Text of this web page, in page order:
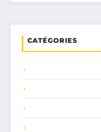
CATÉGORIES